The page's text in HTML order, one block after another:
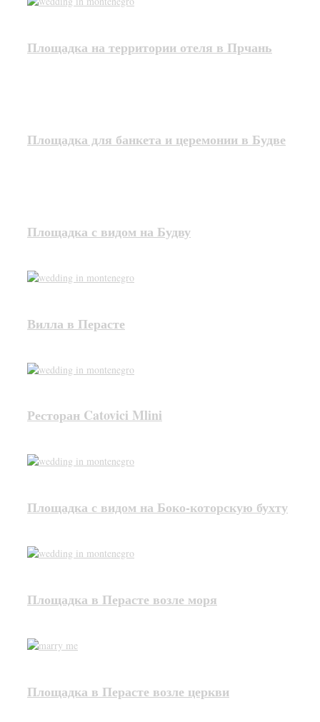
Площадка на территории отеля в Прчань
Площадка для банкета и церемонии в Будве
Площадка с видом на Будву
Вилла в Перасте
Ресторан Catovici Mlini
Площадка с видом на Боко-которскую бухту
Площадка в Перасте возле моря
Площадка в Перасте возле церкви